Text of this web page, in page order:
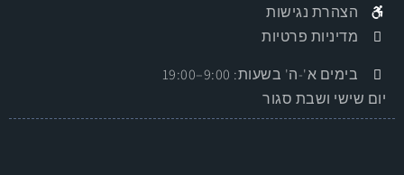
הצהרת נגישות
מדיניות פרטיות
בימים א'-ה' בשעות: 9:00–19:00
יום שישי ושבת סגור